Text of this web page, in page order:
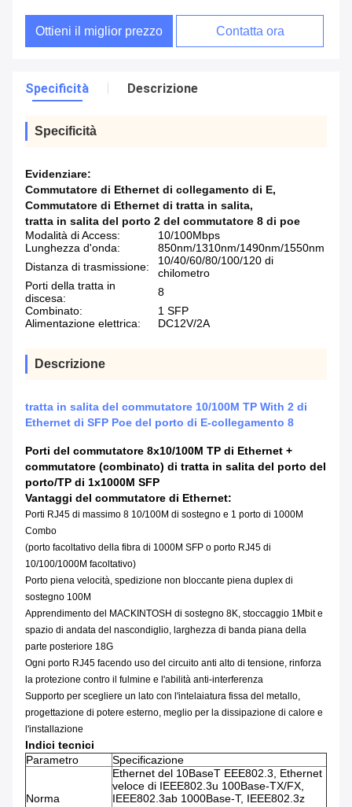
Ottieni il miglior prezzo Contatta ora
Specificità Descrizione
Specificità
Evidenziare:
Commutatore di Ethernet di collegamento di E,
Commutatore di Ethernet di tratta in salita,
tratta in salita del porto 2 del commutatore 8 di poe
Modalità di Access:
10/100Mbps
Lunghezza d'onda:
850nm/1310nm/1490nm/1550nm
Distanza di trasmissione:
10/40/60/80/100/120 di
chilometro
Porti della tratta in
discesa:
8
Combinato:
1 SFP
Alimentazione elettrica:
DC12V/2A
Descrizione
tratta in salita del commutatore 10/100M TP With 2 di
Ethernet di SFP Poe del porto di E-collegamento 8
Porti del commutatore 8x10/100M TP di Ethernet +
commutatore (combinato) di tratta in salita del porto del
porto/TP di 1x1000M SFP
Vantaggi del commutatore di Ethernet:
Porti RJ45 di massimo 8 10/100M di sostegno e 1 porto di 1000M
Combo
(porto facoltativo della fibra di 1000M SFP o porto RJ45 di
10/100/1000M facoltativo)
Porto piena velocità, spedizione non bloccante piena duplex di
sostegno 100M
Apprendimento del MACKINTOSH di sostegno 8K, stoccaggio 1Mbit e
spazio di andata del nascondiglio, larghezza di banda piana della
parte posteriore 18G
Ogni porto RJ45 facendo uso del circuito anti alto di tensione, rinforza
la protezione contro il fulmine e l'abilità anti-interferenza
Supporto per scegliere un lato con l'intelaiatura fissa del metallo,
progettazione di potere esterno, meglio per la dissipazione di calore e
l'installazione
Indici tecnici
Parametro
Specificazione
Norma
Ethernet del 10BaseT EEE802.3, Ethernet
veloce di IEEE802.3u 100Base-TX/FX,
IEEE802.3ab 1000Base-T, IEEE802.3z